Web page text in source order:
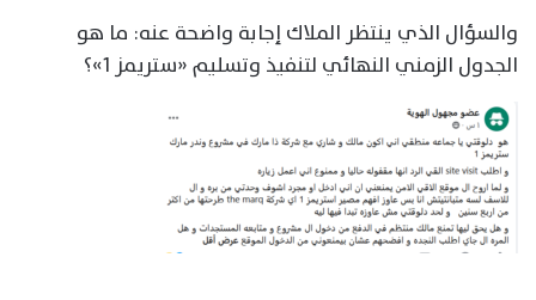
والسؤال الذي ينتظر الملاك إجابة واضحة عنه: ما هو
الجدول الزمني النهائي لتنفيذ وتسليم «ستريمز 1»؟